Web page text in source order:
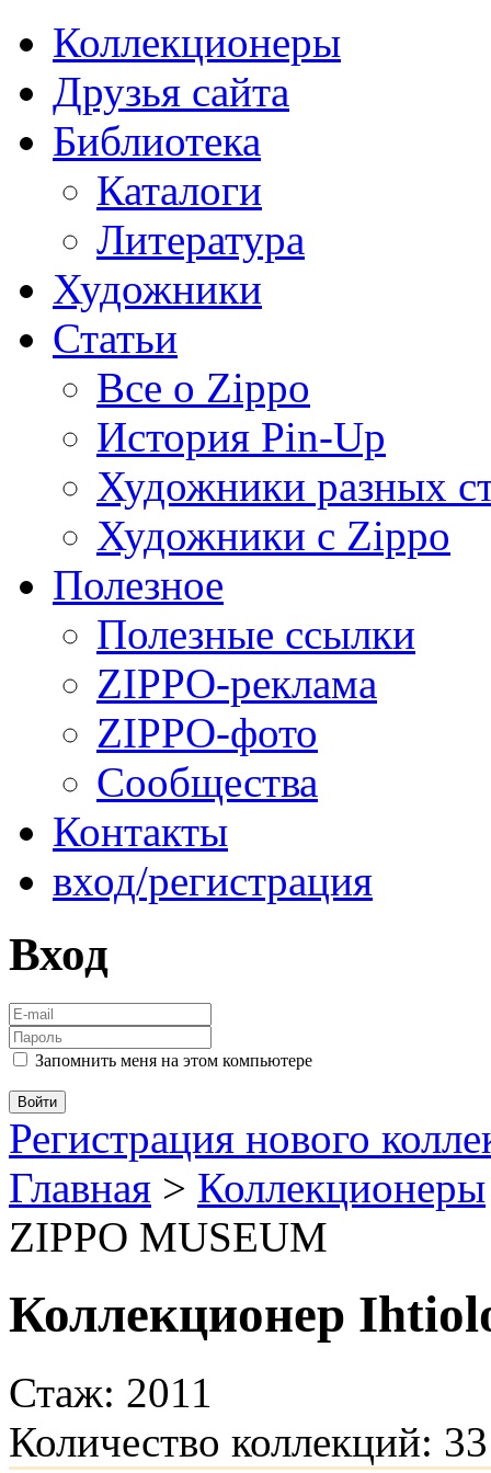
Коллекционеры
Друзья сайта
Библиотека
Каталоги
Литература
Художники
Статьи
Все о Zippo
История Pin-Up
Художники разных
Художники с Zippo
Полезное
Полезные ссылки
ZIPPO-реклама
ZIPPO-фото
Сообщества
Контакты
вход/регистрация
Вход
Запомнить меня на этом компьютере
Регистрация нового
Главная > Коллекционеры
ZIPPO MUSEUM
Коллекционер
Стаж: 2011
Количество коллекций: 33